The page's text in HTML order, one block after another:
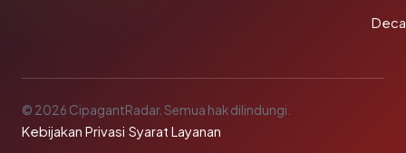
© 2026 CipagantRadar. Semua hak dilindungi.
Kebijakan Privasi·Syarat Layanan